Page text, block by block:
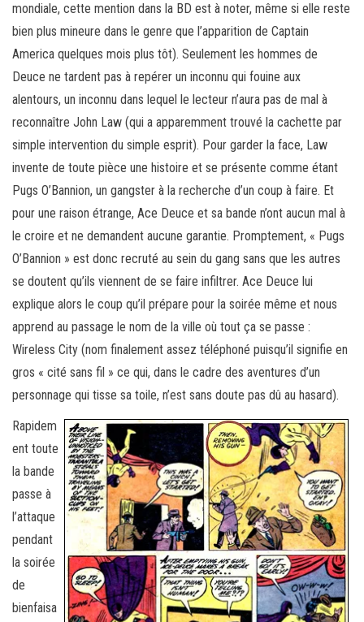
mondiale, cette mention dans la BD est à noter, même si elle reste
bien plus mineure dans le genre que l’apparition de Captain
America quelques mois plus tôt). Seulement les hommes de
Deuce ne tardent pas à repérer un inconnu qui fouine aux
alentours, un inconnu dans lequel le lecteur n’aura pas de mal à
reconnaître John Law (qui a apparemment trouvé la cachette par
simple intervention du simple esprit). Pour garder la face, Law
invente de toute pièce une histoire et se présente comme étant
Pugs O’Bannion, un gangster à la recherche d’un coup à faire. Et
pour une raison étrange, Ace Deuce et sa bande n’ont aucun mal à
le croire et ne demandent aucune garantie. Promptement, « Pugs
O’Bannion » est donc recruté au sein du gang sans que les autres
se doutent qu’ils viennent de se faire infiltrer. Ace Deuce lui
explique alors le coup qu’il prépare pour la soirée même et nous
apprend au passage le nom de la ville où tout ça se passe :
Wireless City (nom finalement assez téléphoné puisqu’il signifie en
gros « cité sans fil » ce qui, dans le cadre des aventures d’un
personnage qui tisse sa toile, n’est sans doute pas dû au hasard).
Rapidem
ent toute
la bande
passe à
l’attaque
pendant
la soirée
de
bienfaisa